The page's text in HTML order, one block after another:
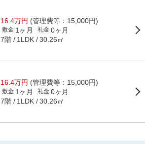
16.4万円 (管理費等：15,000円)
敷金 1ヶ月 礼金 0ヶ月
7階 1LDK 30.26㎡
16.4万円 (管理費等：15,000円)
敷金 1ヶ月 礼金 0ヶ月
7階 1LDK 30.26㎡